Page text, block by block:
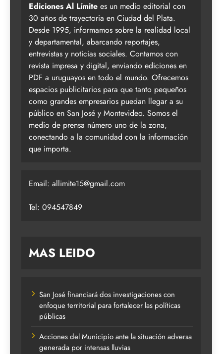
Ediciones Al Límite es un medio editorial con
30 años de trayectoria en Ciudad del Plata.
Desde 1995, informamos sobre la realidad local
y departamental, abarcando reportajes,
entrevistas y noticias sociales. Contamos con
revista impresa y digital, enviando ediciones en
PDF a uruguayos en todo el mundo. Ofrecemos
espacios publicitarios para que tanto pequeños
como grandes empresarios puedan llegar a su
público en San José y Montevideo. Somos el
medio de prensa número uno de la zona,
conectando a la comunidad con la información
que importa.
Email: allimite15@gmail.com
Tel: 094547849
MAS LEIDO
San José financiará dos investigaciones con
enfoque territorial para fortalecer las políticas
públicas
Acciones del Municipio ante la situación adversa
generada por intensas lluvias